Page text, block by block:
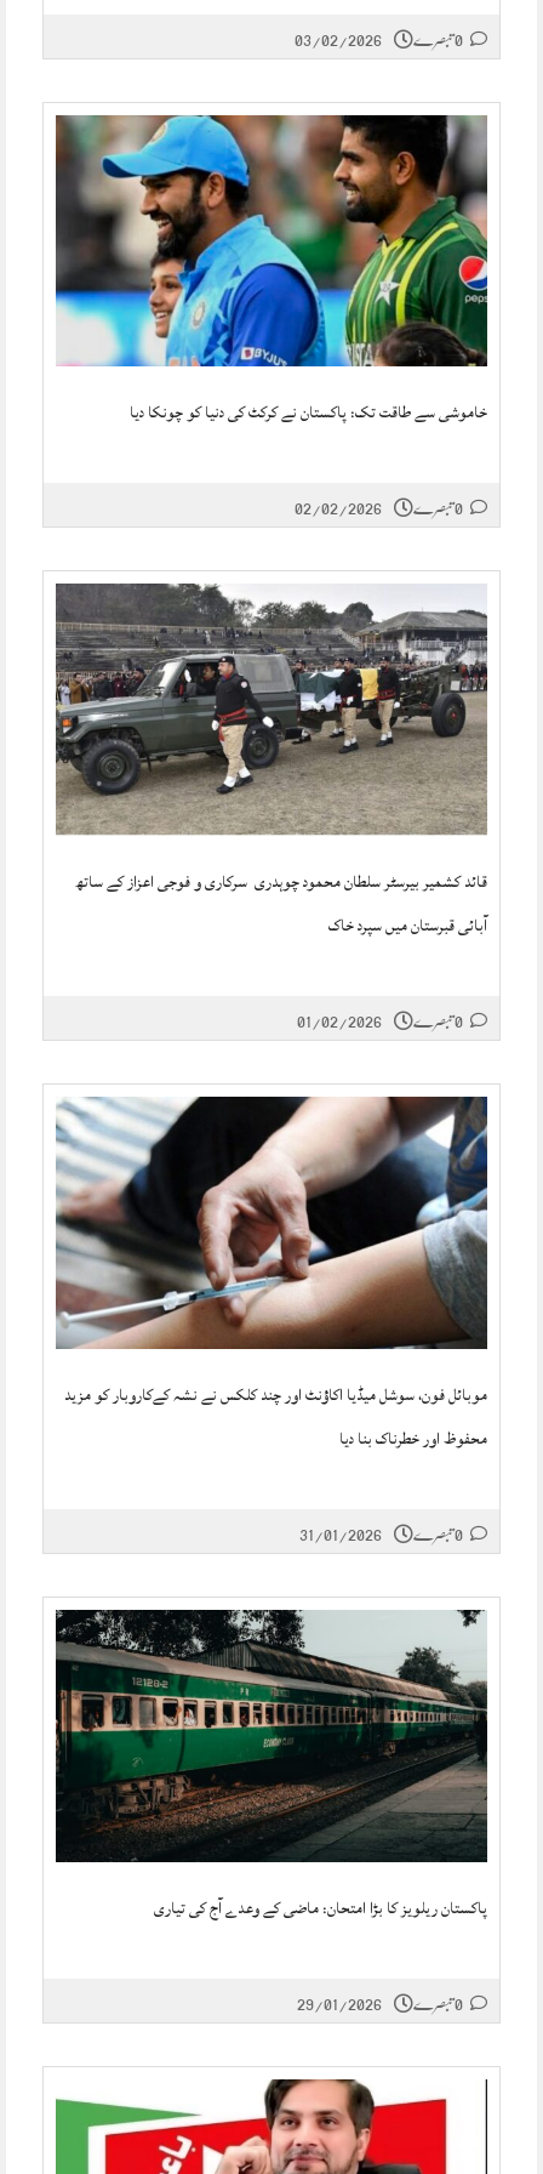
03/02/2026
خاموشی سے طاقت تک: پاکستان نے کرکٹ کی دنیا کو چونکا دیا
02/02/2026
قائد کشمیر بیرسٹر سلطان محمود چوہدری سرکاری و فوجی اعزاز کے ساتھ
آبائی قبرستان میں سپرد خاک
01/02/2026
موبائل فون، سوشل میڈیا اکاؤنٹ اور چند کلکس نے نشہ کےکاروبار کو مزید
محفوظ اور خطرناک بنا دیا
31/01/2026
پاکستان ریلویز کا بڑا امتحان: ماضی کے وعدے آج کی تیاری
29/01/2026